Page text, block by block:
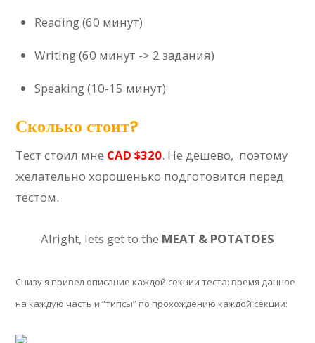
Reading (60 минут)
Writing (60 минут -> 2 задания)
Speaking (10-15 минут)
Сколько стоит?
Тест стоил мне CAD $320. Не дешево, поэтому
желательно хорошенько подготовится перед
тестом.
Alright, lets get to the MEAT & POTATOES
Снизу я привел описание каждой секции теста: время данное
на каждую часть и “типсы” по прохождению каждой секции: